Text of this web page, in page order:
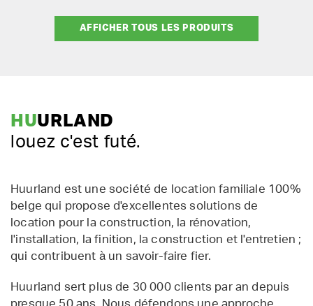
AFFICHER TOUS LES PRODUITS
HUURLAND
louez c'est futé.
Huurland est une société de location familiale 100%
belge qui propose d'excellentes solutions de
location pour la construction, la rénovation,
l'installation, la finition, la construction et l'entretien ;
qui contribuent à un savoir-faire fier.
Huurland sert plus de 30 000 clients par an depuis